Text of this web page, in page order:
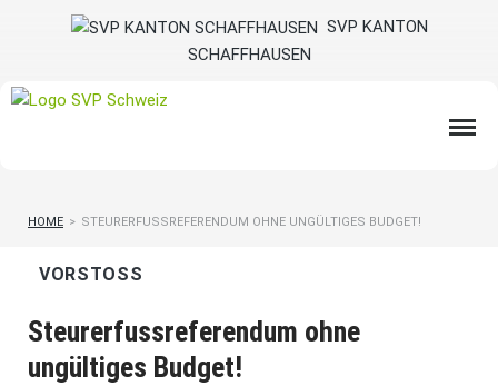
SVP KANTON
SCHAFFHAUSEN
HOME > STEURERFUSSREFERENDUM OHNE UNGÜLTIGES BUDGET!
VORSTOSS
Steurerfussreferendum ohne
ungültiges Budget!